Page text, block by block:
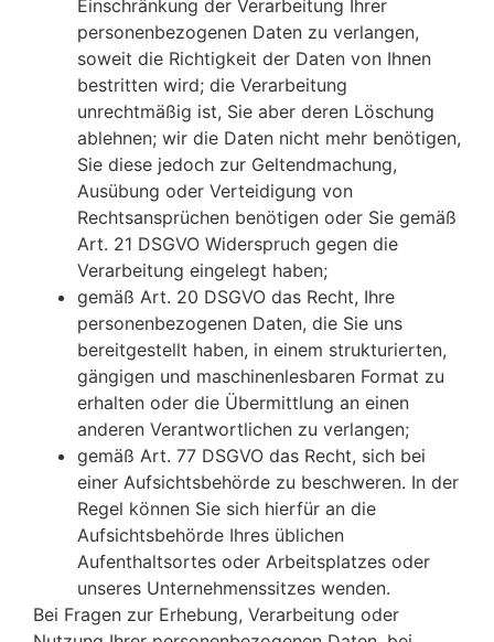
Einschränkung der Verarbeitung Ihrer
personenbezogenen Daten zu verlangen,
soweit die Richtigkeit der Daten von Ihnen
bestritten wird; die Verarbeitung
unrechtmäßig ist, Sie aber deren Löschung
ablehnen; wir die Daten nicht mehr benötigen,
Sie diese jedoch zur Geltendmachung,
Ausübung oder Verteidigung von
Rechtsansprüchen benötigen oder Sie gemäß
Art. 21 DSGVO Widerspruch gegen die
Verarbeitung eingelegt haben;
gemäß Art. 20 DSGVO das Recht, Ihre
personenbezogenen Daten, die Sie uns
bereitgestellt haben, in einem strukturierten,
gängigen und maschinenlesbaren Format zu
erhalten oder die Übermittlung an einen
anderen Verantwortlichen zu verlangen;
gemäß Art. 77 DSGVO das Recht, sich bei
einer Aufsichtsbehörde zu beschweren. In der
Regel können Sie sich hierfür an die
Aufsichtsbehörde Ihres üblichen
Aufenthaltsortes oder Arbeitsplatzes oder
unseres Unternehmenssitzes wenden.
Bei Fragen zur Erhebung, Verarbeitung oder